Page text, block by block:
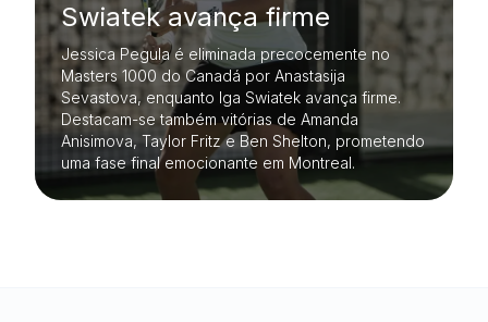
Swiatek avança firme
Jessica Pegula é eliminada precocemente no
Masters 1000 do Canadá por Anastasija
Sevastova, enquanto Iga Swiatek avança firme.
Destacam-se também vitórias de Amanda
Anisimova, Taylor Fritz e Ben Shelton, prometendo
uma fase final emocionante em Montreal.